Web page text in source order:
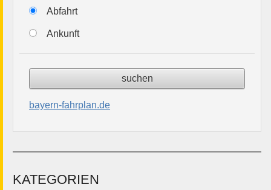
Abfahrt
Ankunft
bayern-fahrplan.de
KATEGORIEN